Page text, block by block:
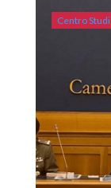
Centro Studi